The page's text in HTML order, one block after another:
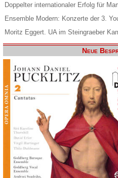
Doppelter internationaler Erfolg für
Ensemble Modern: Konzerte der 3.
Moritz Eggert. UA im Steingraeber
Neue